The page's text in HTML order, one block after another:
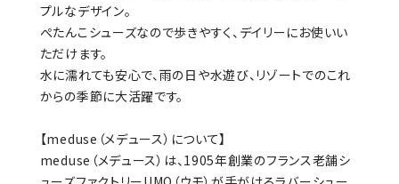
プルなデザイン。
ぺたんこシューズなので歩きやすく、デイリーにお使いい
ただけます。
水に濡れても安心で、雨の日や水遊び、リゾートでのこれ
からの季節に大活躍です。
【meduse（メデュース）について】
meduse（メデュース）は、1905年創業のフランス老舗シ